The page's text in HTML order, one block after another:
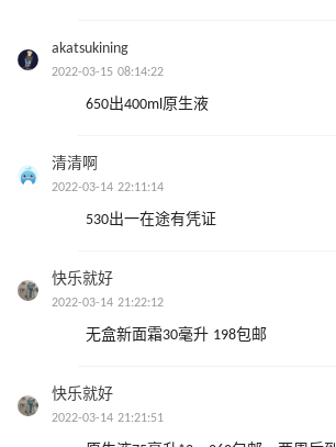
akatsukining
2022-03-15 08:14:22
650出400ml原生液
清清啊
2022-03-14 22:11:14
530出一在途有凭证
快乐就好
2022-03-14 21:22:12
无盒新面霜30毫升 198包邮
快乐就好
2022-03-14 21:21:51